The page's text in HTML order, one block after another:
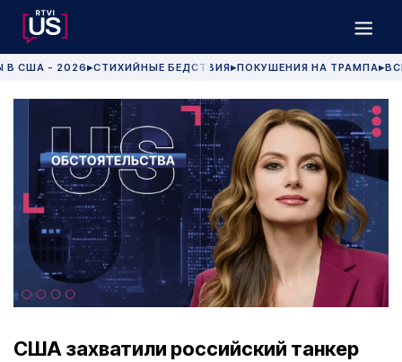
В США - 2026 ▶СТИХИЙНЫЕ БЕДСТВИЯ▶ПОКУШЕНИЯ НА ТРАМПА▶
США захватили российский танкер